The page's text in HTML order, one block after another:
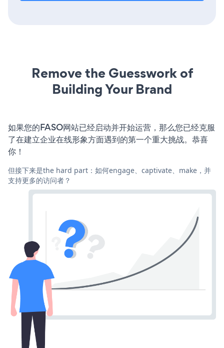
Remove the Guesswork of
Building Your Brand
如果您的FASO网站已经启动并开始运营，那么您已经克服
了在建立企业在线形象方面遇到的第一个重大挑战。恭喜
你！
但接下来是the hard part：如何engage、captivate、make，并
支持更多的访问者？